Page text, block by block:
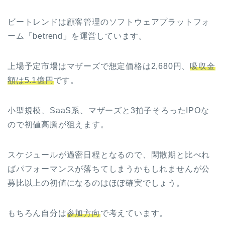
ビートレンドは顧客管理のソフトウェアプラットフォ
ーム「betrend」を運営しています。
上場予定市場はマザーズで想定価格は2,680円、吸収金
額は5.1億円です。
小型規模、SaaS系、マザーズと3拍子そろったIPOな
ので初値高騰が狙えます。
スケジュールが過密日程となるので、閑散期と比べれ
ばパフォーマンスが落ちてしまうかもしれませんが公
募比以上の初値になるのはほぼ確実でしょう。
もちろん自分は参加方向で考えています。